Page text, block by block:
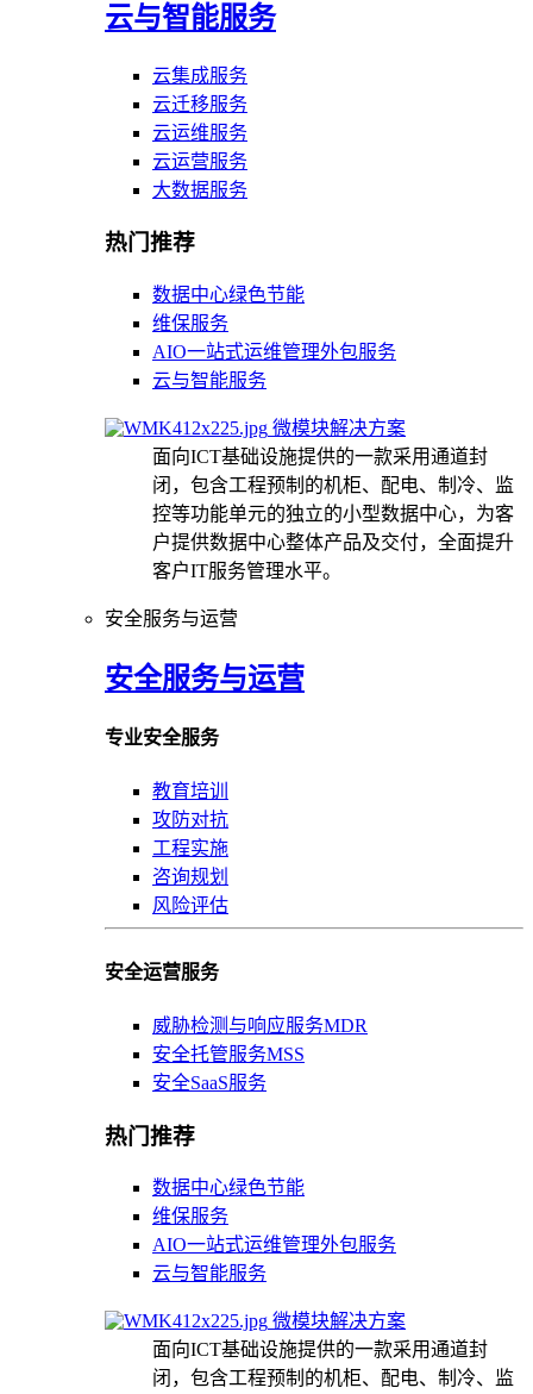
云与智能服务
云集成服务
云迁移服务
云运维服务
云运营服务
大数据服务
热门推荐
数据中心绿色节能
维保服务
AIO一站式运维管理外包服务
云与智能服务
微模块解决方案
面向ICT基础设施提供的一款采用通道封
闭，包含工程预制的机柜、配电、制冷、监
控等功能单元的独立的小型数据中心，为客
户提供数据中心整体产品及交付，全面提升
客户IT服务管理水平。
安全服务与运营
安全服务与运营
专业安全服务
教育培训
攻防对抗
工程实施
咨询规划
风险评估
安全运营服务
威胁检测与响应服务MDR
安全托管服务MSS
安全SaaS服务
热门推荐
数据中心绿色节能
维保服务
AIO一站式运维管理外包服务
云与智能服务
微模块解决方案
面向ICT基础设施提供的一款采用通道封
闭，包含工程预制的机柜、配电、制冷、监